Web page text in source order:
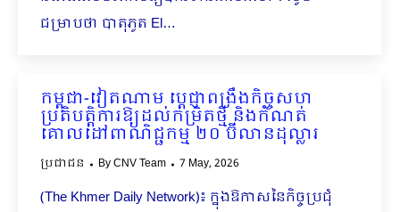
ជម្រាបថា បាតុភូត El…
កម្ពុជា-វៀតណាម ប្ដេជ្ញាពង្រឹងកិច្ចសហ
ប្រតិបត្តិការឱ្យដល់កម្រិតថ្មី និងកំណត់
គោលដៅពាណិជ្ជកម្ម ២០ ប៊ីលានដុល្លារ
ប្រជាជន ByCNV Team 7 May, 2026
(The Khmer Daily Network)៖ ក្នុងឱកាសនៃកិច្ចប្រជុំ